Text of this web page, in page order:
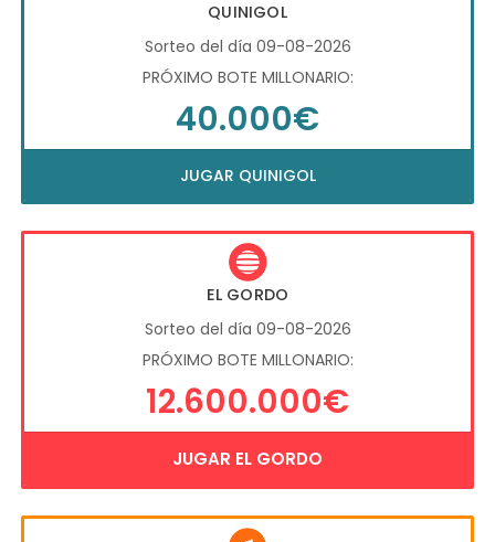
QUINIGOL
Sorteo del día 09-08-2026
PRÓXIMO BOTE MILLONARIO:
40.000€
JUGAR QUINIGOL
EL GORDO
Sorteo del día 09-08-2026
PRÓXIMO BOTE MILLONARIO:
12.600.000€
JUGAR EL GORDO